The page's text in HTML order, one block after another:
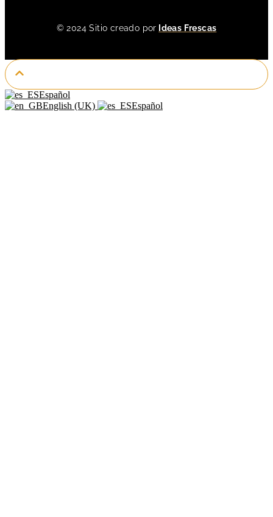
© 2024 Sitio creado por Ideas Frescas
Español
English (UK)
Español